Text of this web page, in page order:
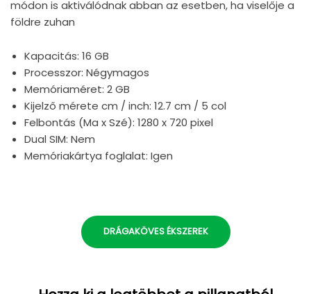
módon is aktiválódnak abban az esetben, ha viselője a
földre zuhan
Kapacitás: 16 GB
Processzor: Négymagos
Memóriaméret: 2 GB
Kijelző mérete cm / inch: 12.7 cm / 5 col
Felbontás (Ma x Szé): 1280 x 720 pixel
Dual SIM: Nem
Memóriakártya foglalat: Igen
DRÁGAKÖVES ÉKSZEREK